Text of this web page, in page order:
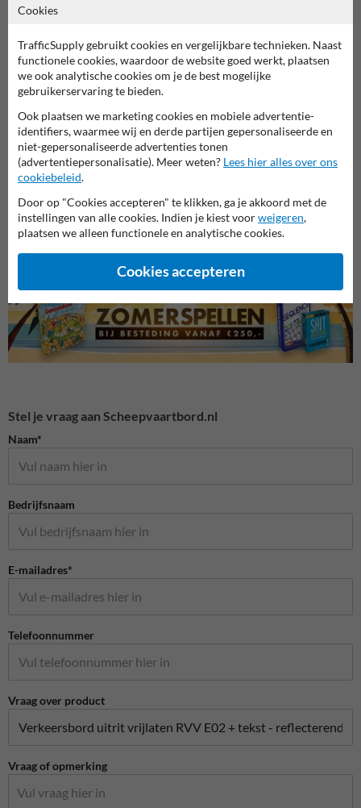
Parkeerplaats borden
Entree- en toegangsborden
Stel je vraag aan Scheepvaartbord.nl
Naam*
Bedrijfsnaam
E-mailadres*
Telefoonnummer
Vraag over product
Vraag of opmerking
Cookies
TrafficSupply gebruikt cookies en vergelijkbare technieken. Naast
functionele cookies, waardoor de website goed werkt, plaatsen
we ook analytische cookies om je de best mogelijke
gebruikerservaring te bieden.
Ook plaatsen we marketing cookies en mobiele advertentie-
identifiers, waarmee wij en derde partijen gepersonaliseerde en
niet-gepersonaliseerde advertenties tonen
(advertentiepersonalisatie). Meer weten? Lees hier alles over ons
cookiebeleid.
Door op "Cookies accepteren" te klikken, ga je akkoord met de
instellingen van alle cookies. Indien je kiest voorweigeren,
plaatsen we alleen functionele en analytische cookies.
Cookies accepteren